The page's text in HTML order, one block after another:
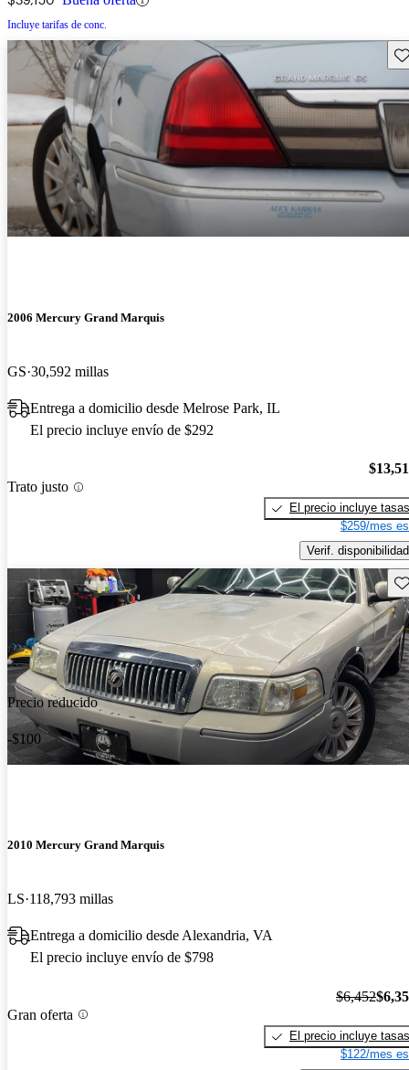
Incluye tarifas de conc.
2006 Mercury Grand Marquis
GS 30,592 millas
Entrega a domicilio desde Melrose Park, IL
El precio incluye envío de $292
Trato justo
El precio incluye tasas
$259/mes
Verif. disponibilidad
Precio reducido
-$100
2010 Mercury Grand Marquis
LS 118,793 millas
Entrega a domicilio desde Alexandria, VA
El precio incluye envío de $798
Gran oferta
$6,452
El precio incluye tasas
$122/mes